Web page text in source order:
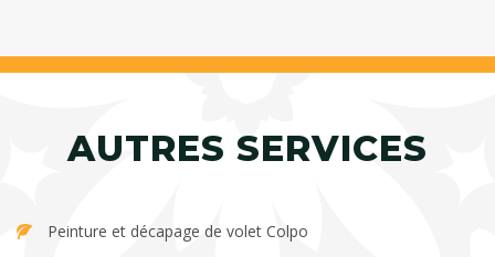
AUTRES SERVICES
Peinture et décapage de volet Colpo